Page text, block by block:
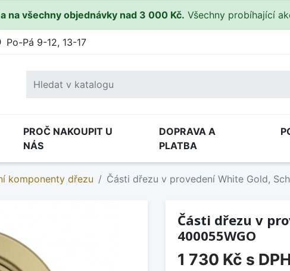
na všechny objednávky nad 3 000 Kč. Všechny probíhající
Po-Pá 9-12, 13-17
PROČ NAKOUPIT U
NÁS
DOPRAVA A
PLATBA
komponenty dřezu Části dřezu v provedení White Gold,
Části dřezu v
400055WGO
1 730 Kč s